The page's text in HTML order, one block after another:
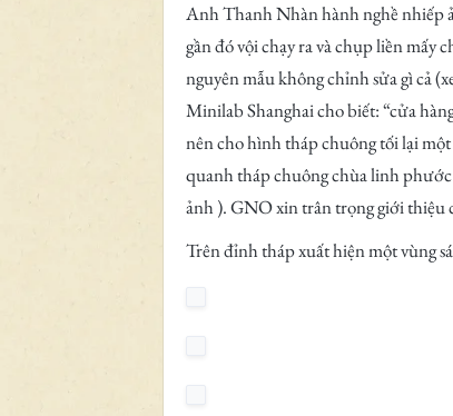
Anh Thanh Nhàn hành nghề nhiếp
gần đó vội chạy ra và chụp liền
nguyên mẫu không chỉnh sửa gì cả
Minilab Shanghai cho biết: “cửa
nên cho hình tháp chuông tối lại
quanh tháp chuông chùa linh
ảnh ). GNO xin trân trọng giới thiệu
Trên đỉnh tháp xuất hiện một vùng